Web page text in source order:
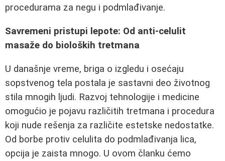
procedurama za negu i podmlađivanje.
Savremeni pristupi lepote: Od anti-celulit
masaže do bioloških tretmana
U današnje vreme, briga o izgledu i osećaju
sopstvenog tela postala je sastavni deo životnog
stila mnogih ljudi. Razvoj tehnologije i medicine
omogućio je pojavu različitih tretmana i procedura
koji nude rešenja za različite estetske nedostatke.
Od borbe protiv celulita do podmlađivanja lica,
opcija je zaista mnogo. U ovom članku ćemo